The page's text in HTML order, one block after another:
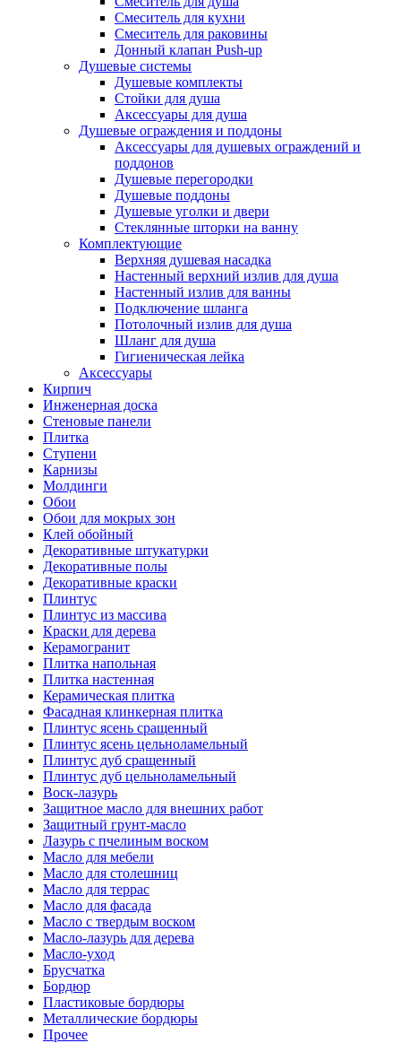
Смеситель для кухни
Смеситель для раковины
Донный клапан Push-up
Душевые системы
Душевые комплекты
Стойки для душа
Аксессуары для душа
Душевые ограждения и поддоны
Аксессуары для душевых ограждений и
поддонов
Душевые перегородки
Душевые поддоны
Душевые уголки и двери
Стеклянные шторки на ванну
Комплектующие
Верхняя душевая насадка
Настенный верхний излив для душа
Настенный излив для ванны
Подключение шланга
Потолочный излив для душа
Шланг для душа
Гигиеническая лейка
Аксессуары
Кирпич
Инженерная доска
Стеновые панели
Плитка
Ступени
Карнизы
Молдинги
Обои
Обои для мокрых зон
Клей обойный
Декоративные штукатурки
Декоративные полы
Декоративные краски
Плинтус
Плинтус из массива
Краски для дерева
Керамогранит
Плитка напольная
Плитка настенная
Керамическая плитка
Фасадная клинкерная плитка
Плинтус ясень сращенный
Плинтус ясень цельноламельный
Плинтус дуб сращенный
Плинтус дуб цельноламельный
Воск-лазурь
Защитное масло для внешних работ
Защитный грунт-масло
Лазурь с пчелиным воском
Масло для мебели
Масло для столешниц
Масло для террас
Масло для фасада
Масло с твердым воском
Масло-лазурь для дерева
Масло-уход
Брусчатка
Бордюр
Пластиковые бордюры
Металлические бордюры
Прочее